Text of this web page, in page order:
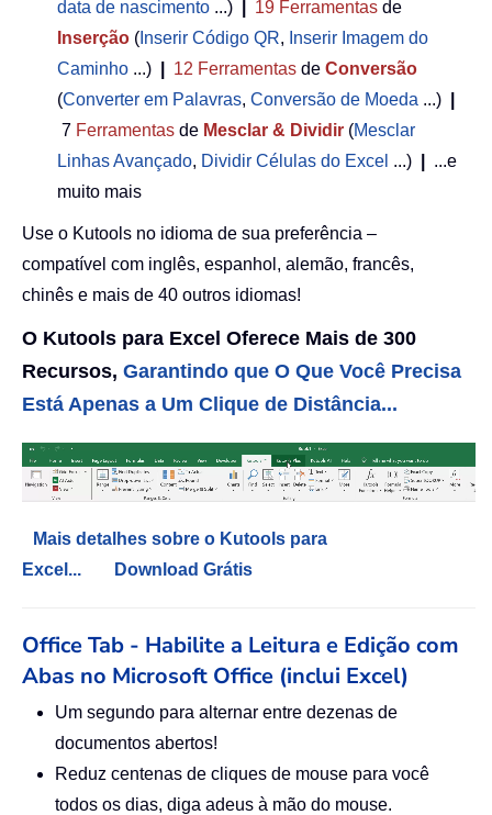
data de nascimento ...) 19 Ferramentas de
Inserção ( Inserir Código QR, Inserir Imagem do
Caminho ...) 12 Ferramentas de Conversão
(Converter em Palavras, Conversão de Moeda ...)
7 Ferramentas de Mesclar & Dividir (Mesclar
Linhas Avançado, Dividir Células do Excel ...)
...e
muito mais
Use o Kutools no idioma de sua preferência –
compatível com inglês, espanhol, alemão, francês,
chinês e mais de 40 outros idiomas!
O Kutools para Excel Oferece Mais de 300
Recursos, Garantindo que O Que Você Precisa
Está Apenas a Um Clique de Distância...
Mais detalhes sobre o Kutools para
Excel...
Download Grátis
Office Tab - Habilite a Leitura e Edição com
Abas no Microsoft Office (inclui Excel)
Um segundo para alternar entre dezenas de
documentos abertos!
Reduz centenas de cliques de mouse para você
todos os dias, diga adeus à mão do mouse.